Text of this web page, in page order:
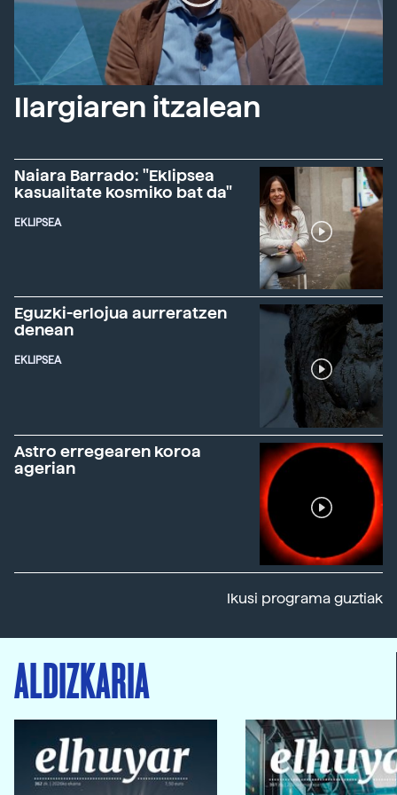
Ilargiaren itzalean
Naiara Barrado: "Eklipsea
kasualitate kosmiko bat da"
EKLIPSEA
Eguzki-erlojua aurreratzen
denean
EKLIPSEA
Astro erregearen koroa
agerian
Ikusi programa guztiak
ALDIZKARIA